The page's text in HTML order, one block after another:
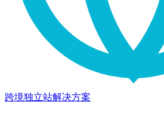
跨境独立站解决方案